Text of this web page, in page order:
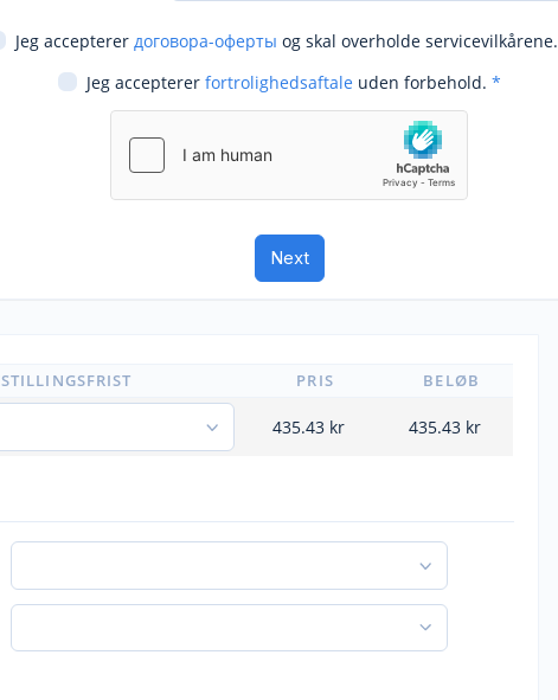
Jeg accepterer договора-оферты og skal overholde servicevilkårene.
Jeg accepterer fortrolighedsaftale uden forbehold. *
PRIS BELØB
435.43kr 435.43kr